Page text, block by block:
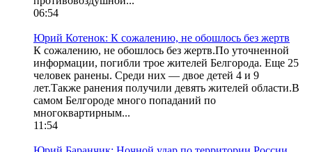
06:54
Юрий Котенок: К сожалению, не обошлось без жертв
К сожалению, не обошлось без жертв.По уточненной
информации, погибли трое жителей Белгорода. Еще 25
человек ранены. Среди них — двое детей 4 и 9
лет.Также ранения получили девять жителей области.В
самом Белгороде много попаданий по
многоквартирным...
11:54